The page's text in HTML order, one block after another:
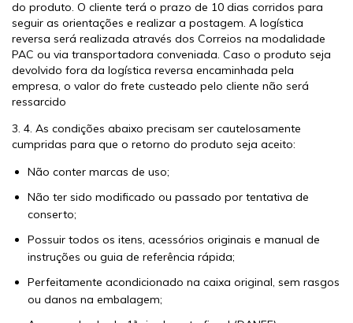
do produto. O cliente terá o prazo de 10 dias corridos para
seguir as orientações e realizar a postagem. A logística
reversa será realizada através dos Correios na modalidade
PAC ou via transportadora conveniada. Caso o produto seja
devolvido fora da logística reversa encaminhada pela
empresa, o valor do frete custeado pelo cliente não será
ressarcido
3. 4. As condições abaixo precisam ser cautelosamente
cumpridas para que o retorno do produto seja aceito:
Não conter marcas de uso;
Não ter sido modificado ou passado por tentativa de
conserto;
Possuir todos os itens, acessórios originais e manual de
instruções ou guia de referência rápida;
Perfeitamente acondicionado na caixa original, sem rasgos
ou danos na embalagem;